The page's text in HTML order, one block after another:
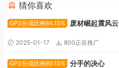
猜你喜欢
GPS分成比例84.15% 废材崛起震风云
2025-01-17 800正在推广
GPS分成比例89.10% 分手的决心